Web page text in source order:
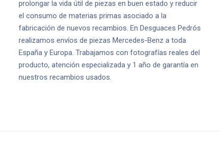
prolongar la vida útil de piezas en buen estado y reducir
el consumo de materias primas asociado a la
fabricación de nuevos recambios. En Desguaces Pedrós
realizamos envíos de piezas Mercedes-Benz a toda
España y Europa. Trabajamos con fotografías reales del
producto, atención especializada y 1 año de garantía en
nuestros recambios usados.